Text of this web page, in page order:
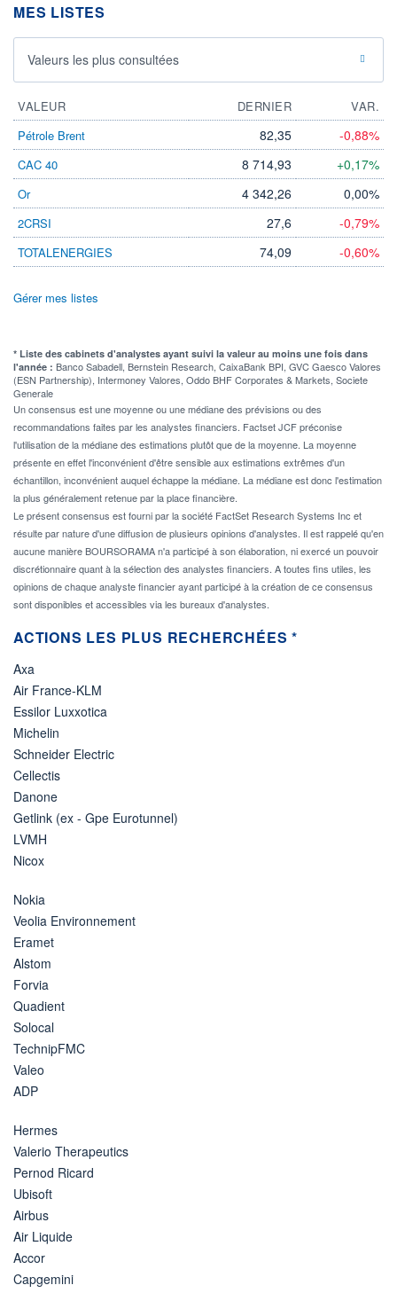
MES LISTES
Valeurs les plus consultées
VALEUR DERNIER
VAR.
Pétrole Brent
82,35 -0,88%
CAC 40 8 714,93 +0,17%
Or 4 342,26 0,00%
2CRSI 27,6 -0,79%
TOTALENERGIES 74,09 -0,60%
Gérer mes listes
* Liste des cabinets d'analystes ayant suivi la valeur au moins une fois dans
l'année : Banco Sabadell, Bernstein Research, CaixaBank BPI, GVC Gaesco Valores
(ESN Partnership), Intermoney Valores, Oddo BHF Corporates & Markets, Societe
Generale
Un consensus est une moyenne ou une médiane des prévisions ou des
recommandations faites par les analystes financiers. Factset JCF préconise
l'utilisation de la médiane des estimations plutôt que de la moyenne. La moyenne
présente en effet l'inconvénient d'être sensible aux estimations extrêmes d'un
échantillon, inconvénient auquel échappe la médiane. La médiane est donc l'estimation
la plus généralement retenue par la place financière.
Le présent consensus est fourni par la société FactSet Research Systems Inc et
résulte par nature d'une diffusion de plusieurs opinions d'analystes. Il est rappelé qu'en
aucune manière BOURSORAMA n'a participé à son élaboration, ni exercé un pouvoir
discrétionnaire quant à la sélection des analystes financiers. A toutes fins utiles, les
opinions de chaque analyste financier ayant participé à la création de ce consensus
sont disponibles et accessibles via les bureaux d'analystes.
ACTIONS LES PLUS RECHERCHÉES *
Axa
Air France-KLM
Essilor Luxxotica
Michelin
Schneider Electric
Cellectis
Danone
Getlink (ex - Gpe Eurotunnel)
LVMH
Nicox
Nokia
Veolia Environnement
Eramet
Alstom
Forvia
Quadient
Solocal
TechnipFMC
Valeo
ADP
Hermes
Valerio Therapeutics
Pernod Ricard
Ubisoft
Airbus
Air Liquide
Accor
Capgemini